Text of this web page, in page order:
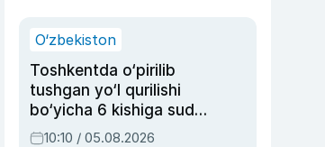
O‘zbekiston
Toshkentda o‘pirilib
tushgan yo‘l qurilishi
bo‘yicha 6 kishiga sud
hukmi o‘qildi
10:10 / 05.08.2026